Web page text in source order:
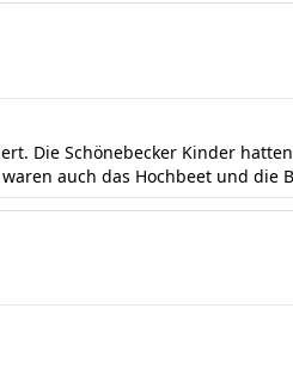
Die Schönebecker Kinder
auch das Hochbeet und